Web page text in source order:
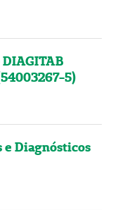
DIAGITAB
5)
Diagnósticos